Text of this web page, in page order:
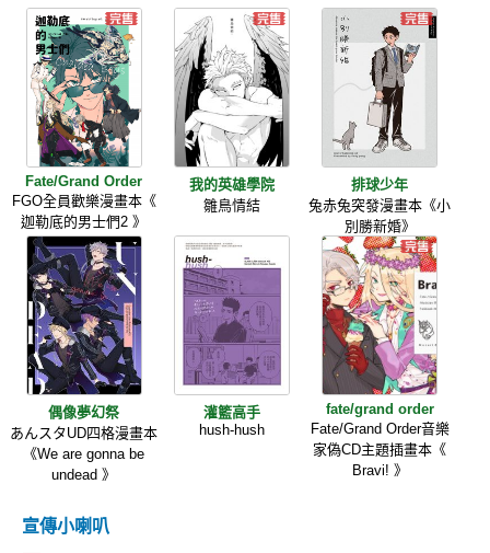
Fate/Grand Order
FGO全員歡樂漫畫本《
迦勒底的男士們2 》
我的英雄學院
雛鳥情結
排球少年
兔赤兔突發漫畫本《小
別勝新婚》
偶像夢幻祭
あんスタUD四格漫畫本
《We are gonna be
undead 》
灌籃高手
hush-hush
fate/grand order
Fate/Grand Order音樂
家偽CD主題插畫本《
Bravi! 》
宣傳小喇叭